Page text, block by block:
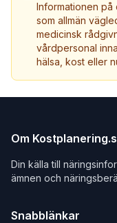
Informationen
som allmän
medicinsk
vårdpersonal
hälsa, kost eller
Om
Din källa till
ämnen och
Snabblänkar